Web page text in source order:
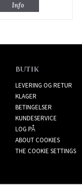
Info
BUTIK
LEVERING OG RETUR
KLAGER
BETINGELSER
KUNDESERVICE
LOG PÅ
ABOUT COOKIES
THE COOKIE SETTINGS